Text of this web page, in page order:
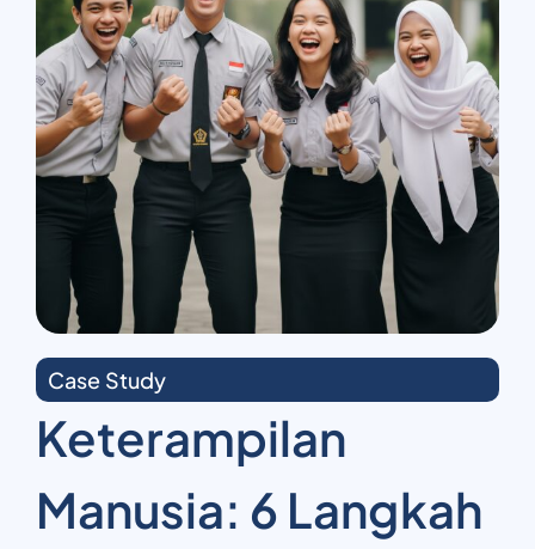
Case Study
Keterampilan
Manusia: 6 Langkah